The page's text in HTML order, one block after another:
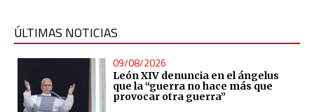
ÚLTIMAS NOTICIAS
09/08/2026
León XIV denuncia en el ángelus
que la “guerra no hace más que
provocar otra guerra”